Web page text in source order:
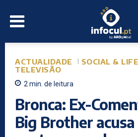
ACTUALIDADE
SOCIAL &
TELEVISÃO
2min. de leitura
Bronca: Ex-
Big Brother